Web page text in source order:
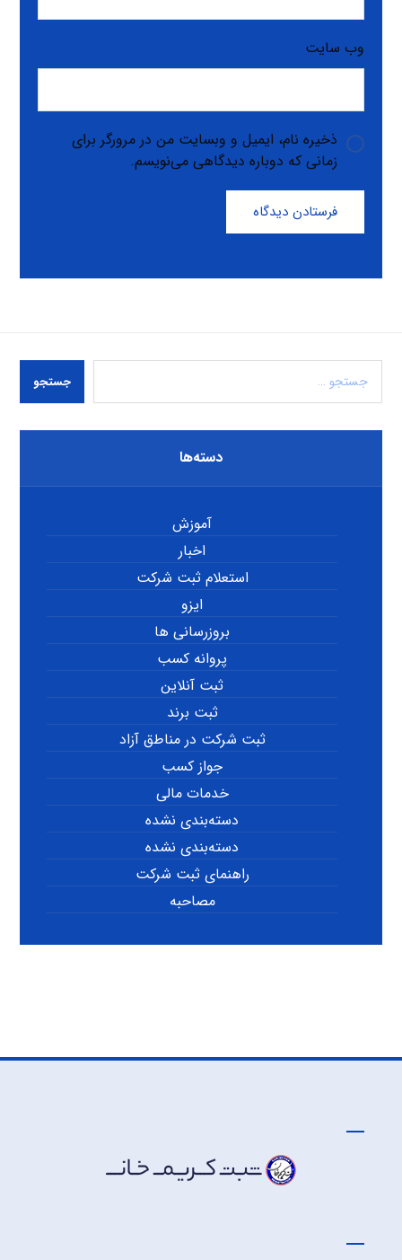
وب‌ سایت
ذخیره نام، ایمیل و وبسایت من در مرورگر برای
زمانی که دوباره دیدگاهی می‌نویسم.
فرستادن دیدگاه
جستجو
دسته‌ها
آموزش
اخبار
استعلام ثبت شرکت
ایزو
بروزرسانی ها
پروانه کسب
ثبت آنلاین
ثبت برند
ثبت شرکت در مناطق آزاد
جواز کسب
خدمات مالی
دسته‌بندی نشده
دسته‌بندی نشده
راهنمای ثبت شرکت
مصاحبه